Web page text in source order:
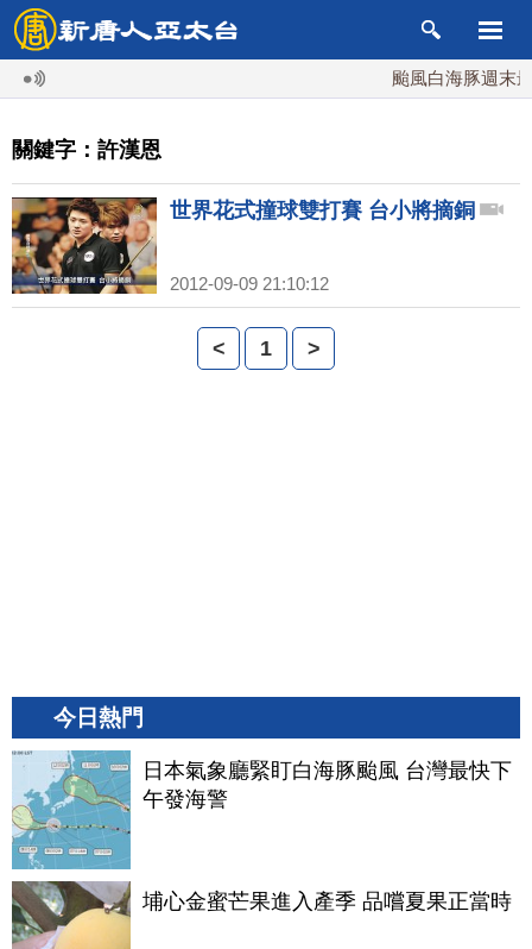
颱風白海豚週末最
關鍵字：許漢恩
世界花式撞球雙打賽 台小將摘銅
2012-09-09 21:10:12
< 1 >
今日熱門
日本氣象廳緊盯白海豚颱風 台灣最快下
午發海警
埔心金蜜芒果進入產季 品嚐夏果正當時